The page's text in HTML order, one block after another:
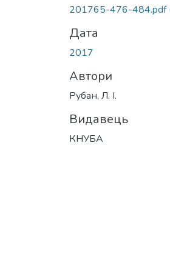
201765-476-484.pdf
Дата
2017
Автори
Рубан, Л. І.
Видавець
КНУБА